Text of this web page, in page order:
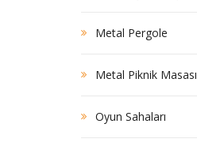
Metal Pergole
Metal Piknik Masası
Oyun Sahaları